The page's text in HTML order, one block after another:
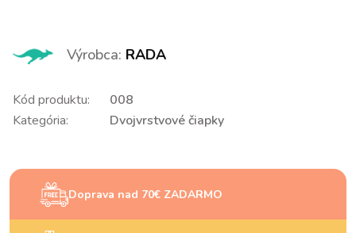
Výrobca: RADA
Kód produktu:
008
Kategória:
Dvojvrstvové čiapky
Doprava nad 70€ ZADARMO